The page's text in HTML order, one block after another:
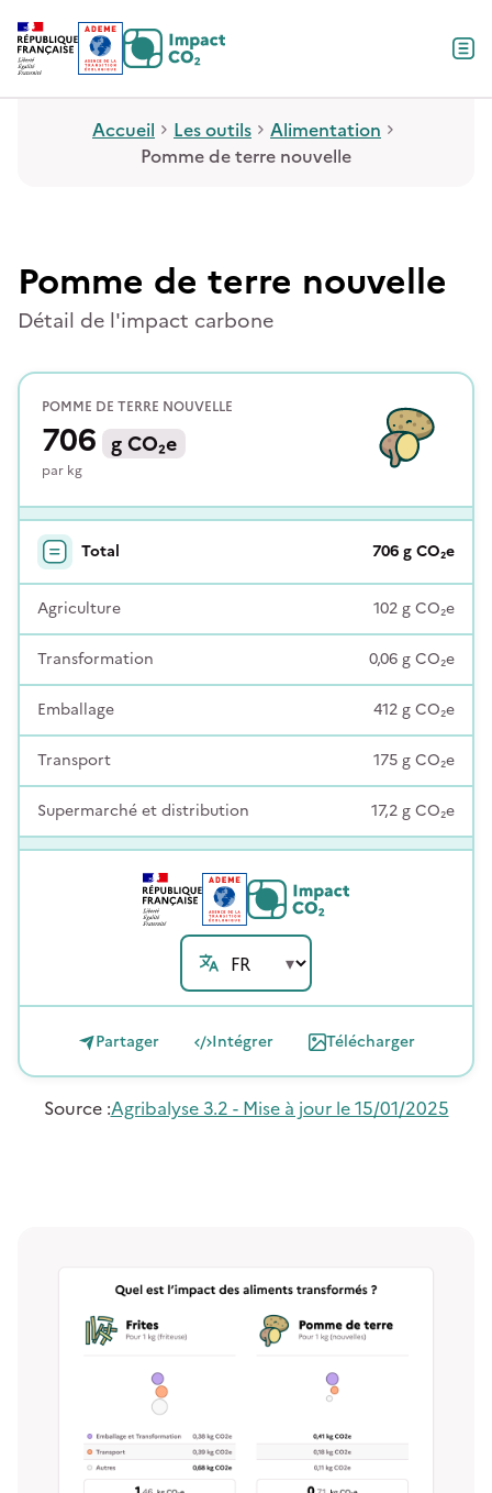
Contenu
Menu
Pied de page
Accueil Les outils
Alimentation
Pomme de terre nouvelle
Pomme de terre nouvelle
Détail de l'impact carbone
POMME DE TERRE NOUVELLE
706 gCO₂e
par kg
Total 706gCO₂e
Agriculture 102gCO₂e
Transformation 0,06gCO₂e
Emballage 412gCO₂e
Transport 175gCO₂e
Supermarché et distribution 17,2gCO₂e
Partager Intégrer Télécharger
Source:Agribalyse 3.2 - Mise à jour le 15/01/2025